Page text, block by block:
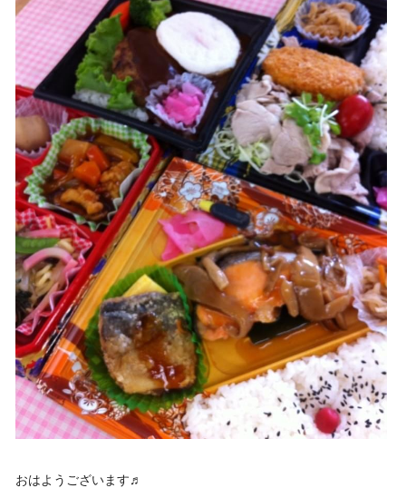
おはようございます♬